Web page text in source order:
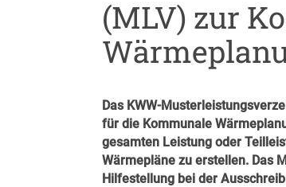
(MLV) zur
Das KWW-
für die Kommunale
gesamten Leistung oder
Wärmepläne zu erstellen. Das
Hilfestellung bei der